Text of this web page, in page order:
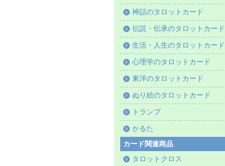
神話のタロットカード
伝説・伝承のタロットカード
生活・人生のタロットカード
心理学のタロットカード
東洋のタロットカード
ぬり絵のタロットカード
トランプ
かるた
カード関連商品
タロットクロス